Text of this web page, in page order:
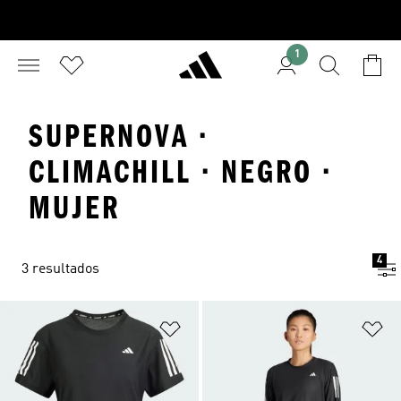
1
SUPERNOVA ·
CLIMACHILL · NEGRO ·
MUJER
3 resultados
4
Añadir a la lista de deseos